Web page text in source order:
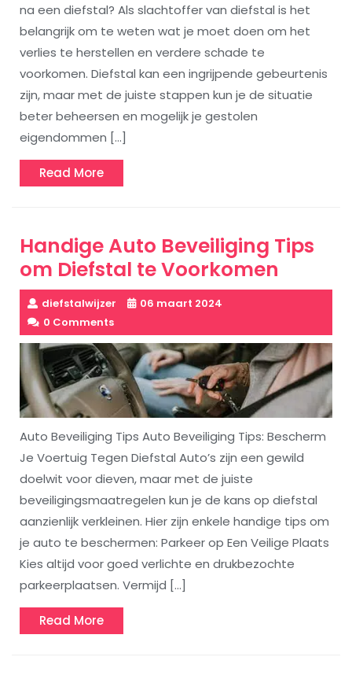
na een diefstal? Als slachtoffer van diefstal is het
belangrijk om te weten wat je moet doen om het
verlies te herstellen en verdere schade te
voorkomen. Diefstal kan een ingrijpende gebeurtenis
zijn, maar met de juiste stappen kun je de situatie
beter beheersen en mogelijk je gestolen
eigendommen […]
Read MoreRead
More
Handige Auto Beveiliging Tips
om Diefstal te Voorkomen
diefstalwijzer
06 maart 2024
0 Comments
Auto Beveiliging Tips Auto Beveiliging Tips: Bescherm
Je Voertuig Tegen Diefstal Auto’s zijn een gewild
doelwit voor dieven, maar met de juiste
beveiligingsmaatregelen kun je de kans op diefstal
aanzienlijk verkleinen. Hier zijn enkele handige tips om
je auto te beschermen: Parkeer op Een Veilige Plaats
Kies altijd voor goed verlichte en drukbezochte
parkeerplaatsen. Vermijd […]
Read MoreRead
More